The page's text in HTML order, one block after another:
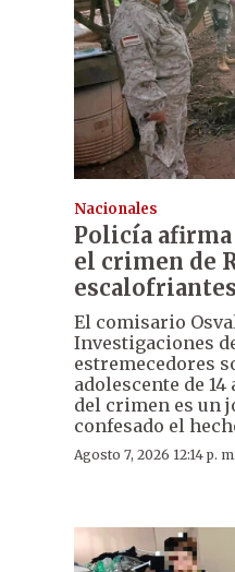
Nacionales
Policía
el crimen de
escalofriantes
El comisario
Investigaciones
estremecedores
adolescente de
del crimen es un
confesado el
Agosto 7, 2026 12:14 p. m.